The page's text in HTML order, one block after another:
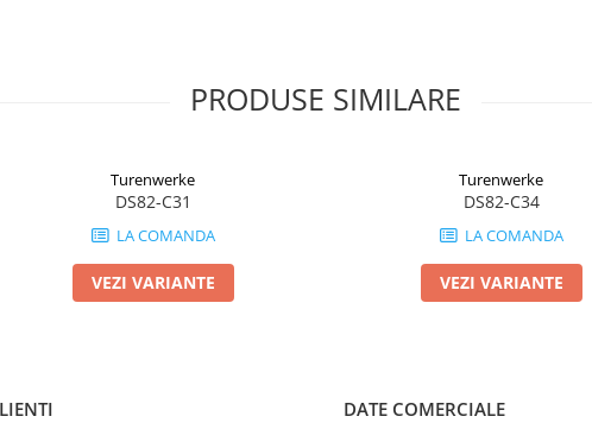
PRODUSE SIMILARE
Turenwerke
DS82-C31
LA COMANDA
VEZI VARIANTE
Turenwerke
DS82-C34
LA COMANDA
VEZI VARIANTE
DATE COMERCIALE